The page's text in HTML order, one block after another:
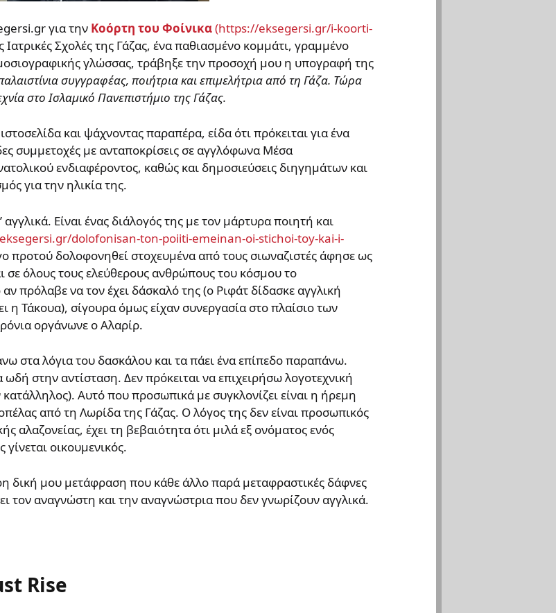
για την Κοόρτη του Φοίνικα
Σχολές της Γάζας, ένα παθιασμένο κομμάτι, γραμμένο
γλώσσας, τράβηξε την προσοχή μου η υπογραφή της
συγγραφέας, ποιήτρια και επιμελήτρια από τη Γάζα. Τώρα
στο Ισλαμικό Πανεπιστήμιο της Γάζας.
και ψάχνοντας παραπέρα, είδα ότι πρόκειται για ένα
συμμετοχές με ανταποκρίσεις σε αγγλόφωνα Μέσα
ενδιαφέροντος, καθώς και δημοσιεύσεις διηγημάτων και
για την ηλικία της.
Είναι ένας διάλογός της με τον μάρτυρα ποιητή και
προτού δολοφονηθεί στοχευμένα από τους σιωναζιστές άφησε ως
σε όλους τους ελεύθερους ανθρώπους του κόσμου το
πρόλαβε να τον έχει δάσκαλό της (ο Ριφάτ δίδασκε αγγλική
η Τάκουα), σίγουρα όμως είχαν συνεργασία στο πλαίσιο των
οργάνωνε ο Αλαρίρ.
στα λόγια του δασκάλου και τα πάει ένα επίπεδο παραπάνω.
στην αντίσταση. Δεν πρόκειται να επιχειρήσω λογοτεχνική
κατάλληλος). Αυτό που προσωπικά με συγκλονίζει είναι η ήρεμη
από τη Λωρίδα της Γάζας. Ο λόγος της δεν είναι προσωπικός
αλαζονείας, έχει τη βεβαιότητα ότι μιλά εξ ονόματος ενός
οικουμενικός.
δική μου μετάφραση που κάθε άλλο παρά μεταφραστικές δάφνες
τον αναγνώστη και την αναγνώστρια που δεν γνωρίζουν αγγλικά.
Rise